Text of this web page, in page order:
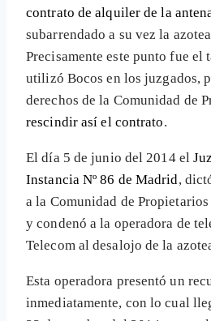
contrato de alquiler de la
subarrendado a su vez la
Precisamente este punto fue el
utilizó Bocos en los juzgados,
derechos de la Comunidad de
rescindir así el contrato.
El día 5 de junio del 2014 el
Instancia Nº 86 de Madrid,
a la Comunidad de
y condenó a la operadora de
Telecom al desalojo de la
Esta operadora presentó un
inmediatamente, con lo cual